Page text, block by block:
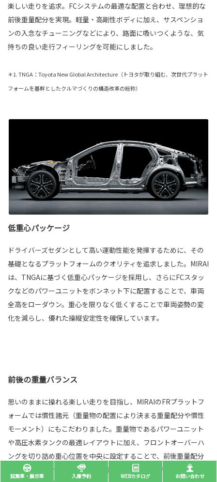
楽しい走りを追求。FCシステムの最適な配置と合わせ、理想的な
前後重量配分を実現。軽量・高剛性ボディに加え、サスペンショ
ンの入念なチューニングなどにより、路面に吸いつくような、気
持ちの良い走行フィーリングを可能にしました。
＊1. TNGA：Toyota New Global Architecture（トヨタが取り組む、次世代プラット
フォームを基幹としたクルマづくりの構造改革の総称）
低重心パッケージ
ドライバーズセダンとして高い運動性能を発揮するために、その
基礎となるプラットフォームのクオリティを追求しました。MIRAI
は、TNGAに基づく低重心パッケージを採用し、さらにFCスタッ
クなどのパワーユニットをボンネット下に配置することで、車両
全高をローダウン。重心を限りなく低くすることで車両姿勢の変
化を減らし、優れた操縦安定性を確保しています。
前後の重量バランス
思いのままに操れる楽しい走りを目指し、MIRAIのFRプラットフ
ォームでは慣性諸元（重量物の配置により決まる重量配分や慣性
モーメント）にもこだわりました。重量物であるパワーユニット
や高圧水素タンクの最適レイアウトに加え、フロントオーバーハ
ングを切り詰め重心位置を中央に設定することで、前後重量配分
と慣性モーメントを最適化。旋回時や減速・加速時において、自
試乗車・展示車 入庫予約 WEBカタログ お問い合わせ